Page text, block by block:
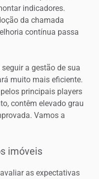
indicadores.
da chamada
contínua passa
a gestão de sua
muito mais eficiente.
principais players
contêm elevado grau
Vamos a
imóveis
as expectativas